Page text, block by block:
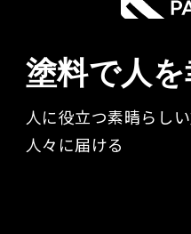
塗料で人
人に役立つ素晴らし
人々に届ける​